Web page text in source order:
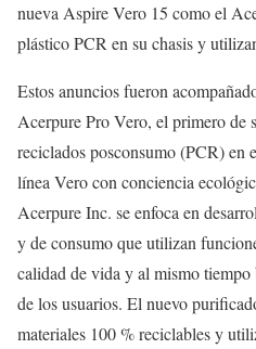
nueva Aspire Vero 15 como el
plástico PCR en su chasis y
Estos anuncios fueron
Acerpure Pro Vero, el primero de
reciclados posconsumo (PCR) en
línea Vero con conciencia
Acerpure Inc. se enfoca en
y de consumo que utilizan
calidad de vida y al mismo
de los usuarios. El nuevo
materiales 100 % reciclables y